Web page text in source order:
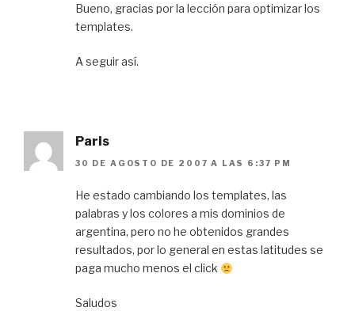
Bueno, gracias por la lección para optimizar los
templates.
A seguir así.
Paris
30 DE AGOSTO DE 2007 A LAS 6:37 PM
He estado cambiando los templates, las
palabras y los colores a mis dominios de
argentina, pero no he obtenidos grandes
resultados, por lo general en estas latitudes se
paga mucho menos el click
Saludos